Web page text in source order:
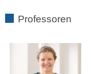
Professoren